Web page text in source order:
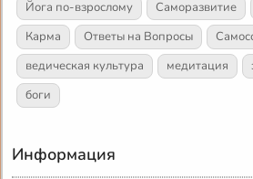
Йога по-взрослому
Саморазвитие
Карма
Ответы на Вопросы
ведическая культура
медитация
боги
Информация